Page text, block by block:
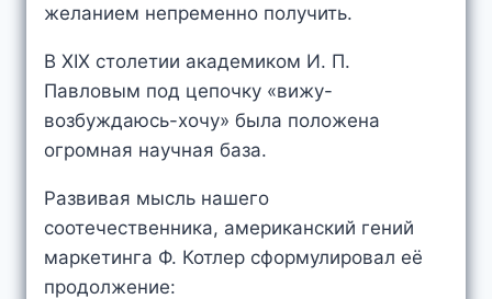
желанием непременно получить.
В XIX столетии академиком И. П.
Павловым под цепочку «вижу-
возбуждаюсь-хочу» была положена
огромная научная база.
Развивая мысль нашего
соотечественника, американский гений
маркетинга Ф. Котлер сформулировал её
продолжение: